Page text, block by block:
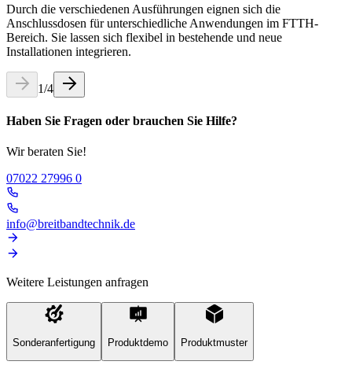
Durch die verschiedenen Ausführungen eignen sich die
Anschlussdosen für unterschiedliche Anwendungen im FTTH-
Bereich. Sie lassen sich flexibel in bestehende und neue
Installationen integrieren.
1/4
Haben Sie Fragen oder brauchen Sie Hilfe?
Wir beraten Sie!
07022 27996 0
info@breitbandtechnik.de
Weitere Leistungen anfragen
Sonderanfertigung Produktdemo Produktmuster